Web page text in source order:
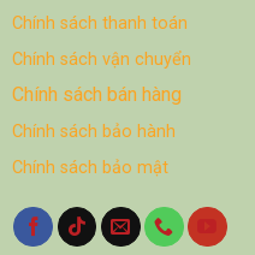
Chính sách thanh toán
Chính sách vận chuyển
Chính sách bán hàng
Chính sách bảo hành
Chính sách bảo mật